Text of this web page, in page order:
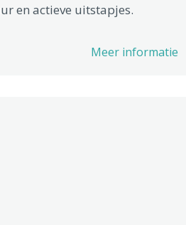
en actieve uitstapjes.
Meer informatie